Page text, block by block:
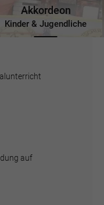
Akkordeon
Kinder & Jugendliche
auf